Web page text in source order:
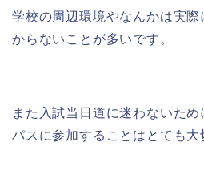
学校の周辺環境やなんかは実
からないことが多いです。
また入試当日道に迷わないた
パスに参加することはとても大